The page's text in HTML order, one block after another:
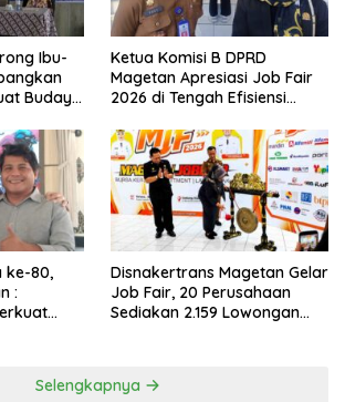
Ibu-
Budaya
Ketua Komisi B DPRD
Magetan Apresiasi Job Fair
2026 di Tengah Efisiensi
ke-80,
:
Disnakertrans Magetan Gelar
Job Fair, 20 Perusahaan
Sediakan 2.159 Lowongan
Selengkapnya